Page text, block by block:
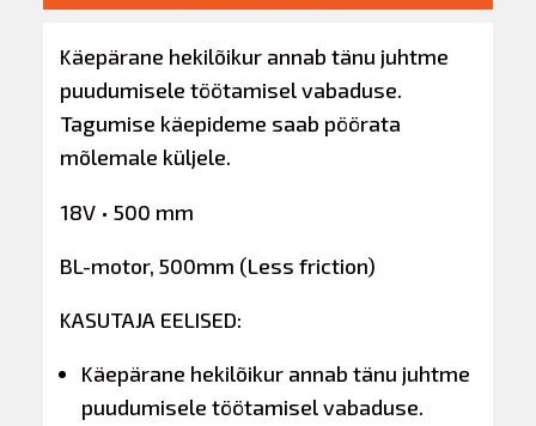
Käepärane hekilõikur annab tänu juhtme
puudumisele töötamisel vabaduse.
Tagumise käepideme saab pöörata
mõlemale küljele.
18V • 500 mm
BL-motor, 500mm (Less friction)
KASUTAJA EELISED:
Käepärane hekilõikur annab tänu juhtme
puudumisele töötamisel vabaduse.